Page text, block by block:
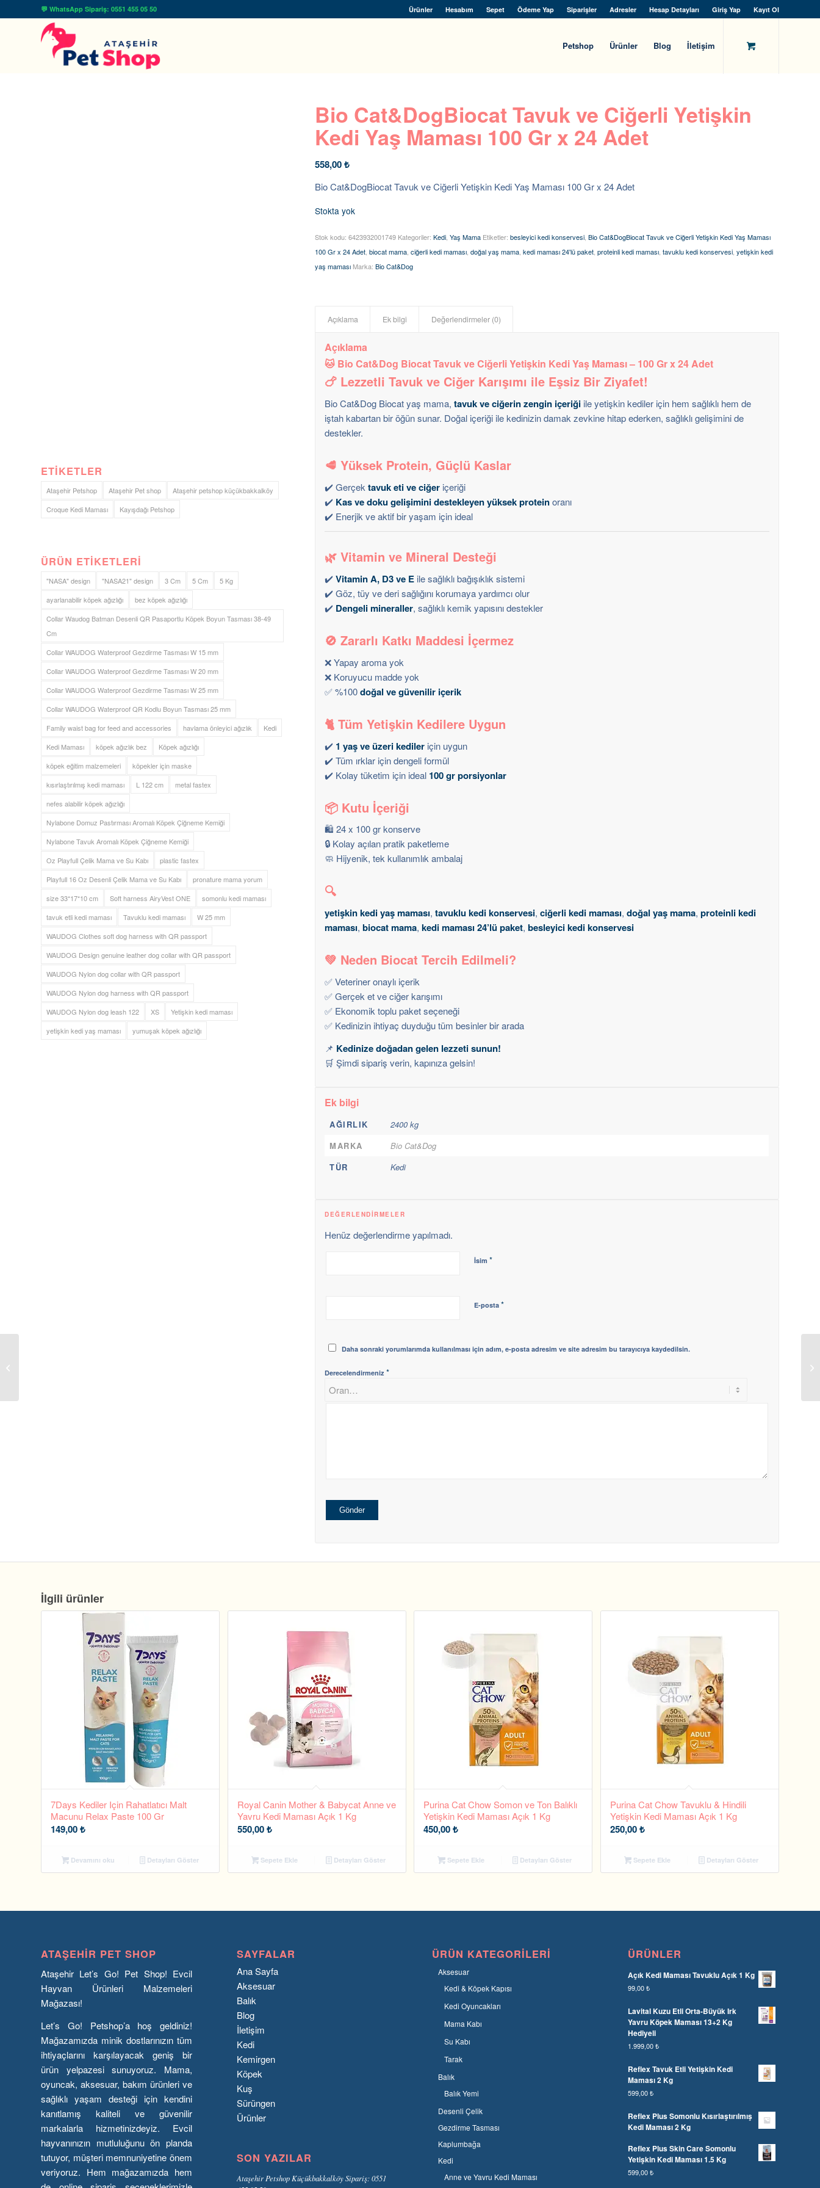
Ürünler Hesabım Sepet Ödeme Yap Siparişler Adresler Hesap Detayları Giriş Yap Kayıt Ol
💬 WhatsApp Sipariş: 0551 455 05 50
Petshop Ürünler Blog İletişim
ETIKETLER
Ataşehir Petshop Ataşehir Pet shop
Ataşehir petshop küçükbakkalköy
Croque Kedi Maması
Kayışdağı Petshop
ÜRÜN ETIKETLERI
"NASA" design "NASA21" design 3 Cm 5 Cm
5 Kg
ayarlanabilir köpek ağızlığı
bez köpek ağızlığı
Collar Waudog Batman Desenli QR Pasaportlu Köpek Boyun Tasması 38-49
Cm
Collar WAUDOG Waterproof Gezdirme Tasması W 15 mm
Collar WAUDOG Waterproof Gezdirme Tasması W 20 mm
Collar WAUDOG Waterproof Gezdirme Tasması W 25 mm
Collar WAUDOG Waterproof QR Kodlu Boyun Tasması 25 mm
Family waist bag for feed and accessories
havlama önleyici ağızlık
Kedi
Kedi Maması
köpek ağızlık bez
Köpek ağızlığı
köpek eğitim malzemeleri
köpekler için maske
kısırlaştırılmış kedi maması
L 122 cm
metal fastex
nefes alabilir köpek ağızlığı
Nylabone Domuz Pastırması Aromalı Köpek Çiğneme Kemiği
Nylabone Tavuk Aromalı Köpek Çiğneme Kemiği
Oz Playfull Çelik Mama ve Su Kabı
plastic fastex
Playfull 16 Oz Desenli Çelik Mama ve Su Kabı
pronature mama yorum
size 33*17*10 cm
Soft harness AiryVest ONE
somonlu kedi maması
tavuk etli kedi maması
Tavuklu kedi maması
W 25 mm
WAUDOG Clothes soft dog harness with QR passport
WAUDOG Design genuine leather dog collar with QR passport
WAUDOG Nylon dog collar with QR passport
WAUDOG Nylon dog harness with QR passport
WAUDOG Nylon dog leash 122
XS
Yetişkin kedi maması
yetişkin kedi yaş maması
yumuşak köpek ağızlığı
Bio Cat&DogBiocat Tavuk ve Ciğerli Yetişkin
Kedi Yaş Maması 100 Gr x 24 Adet
558,00₺
Bio Cat&DogBiocat Tavuk ve Ciğerli Yetişkin Kedi Yaş Maması 100 Gr x 24 Adet
Stokta yok
Stok kodu:6423932001749 Kategoriler:Kedi,Yaş Mama Etiketler:besleyici kedi konservesi,Bio Cat&DogBiocat Tavuk ve Ciğerli Yetişkin Kedi Yaş Maması
100 Gr x 24 Adet,biocat mama,ciğerli kedi maması,doğal yaş mama,kedi maması 24'lü paket,proteinli kedi maması,tavuklu kedi konservesi,yetişkin kedi
yaş maması Marka:Bio Cat&Dog
Açıklama Ek bilgi Değerlendirmeler (0)
Açıklama
🐱 Bio Cat&Dog Biocat Tavuk ve Ciğerli Yetişkin Kedi Yaş Maması – 100 Gr x 24 Adet
🍗 Lezzetli Tavuk ve Ciğer Karışımı ile Eşsiz Bir Ziyafet!
Bio Cat&Dog Biocat yaş mama,tavuk ve ciğerin zengin içeriği ile yetişkin kediler için hem sağlıklı hem de
iştah kabartan bir öğün sunar. Doğal içeriği ile kedinizin damak zevkine hitap ederken, sağlıklı gelişimini de
destekler.
🥩Yüksek Protein, Güçlü Kaslar
✔️ Gerçektavuk eti ve ciğer içeriği
✔️ Kas ve doku gelişimini destekleyen yüksek proteinoranı
✔️ Enerjik ve aktif bir yaşam için ideal
🌿Vitamin ve Mineral Desteği
✔️Vitamin A, D3 ve E ile sağlıklı bağışıklık sistemi
✔️ Göz, tüy ve deri sağlığını korumaya yardımcı olur
✔️ Dengeli mineraller, sağlıklı kemik yapısını destekler
🚫Zararlı Katkı Maddesi İçermez
❌ Yapay aroma yok
❌ Koruyucu madde yok
✅ %100doğal ve güvenilir içerik
🐈Tüm Yetişkin Kedilere Uygun
✔️ 1 yaş ve üzeri kediler için uygun
✔️ Tüm ırklar için dengeli formül
✔️ Kolay tüketim için ideal 100 gr porsiyonlar
📦 Kutu İçeriği
🛍️ 24 x 100 gr konserve
🔒 Kolay açılan pratik paketleme
🧼 Hijyenik, tek kullanımlık ambalaj
🔍
yetişkin kedi yaş maması,tavuklu kedi konservesi,ciğerli kedi maması,doğal yaş mama,proteinli kedi
maması,biocat mama,kedi maması 24’lü paket,besleyici kedi konservesi
💚 Neden Biocat Tercih Edilmeli?
✅ Veteriner onaylı içerik
✅ Gerçek et ve ciğer karışımı
✅ Ekonomik toplu paket seçeneği
✅ Kedinizin ihtiyaç duyduğu tüm besinler bir arada
📌 Kedinize doğadan gelen lezzeti sunun!
🛒 Şimdi sipariş verin, kapınıza gelsin!
Ek bilgi
AĞIRLIK
2400 kg
MARKA
Bio Cat&Dog
TÜR
Kedi
DEĞERLENDIRMELER
Henüz değerlendirme yapılmadı.
İsim*
E-posta*
Daha sonraki yorumlarımda kullanılması için adım, e-posta adresim ve site adresim bu tarayıcıya kaydedilsin.
Derecelendirmeniz*
İlgili ürünler
7Days Kediler Için Rahatlatıcı Malt
Macunu Relax Paste 100 Gr
149,00₺
Devamını oku Detayları Göster
Royal Canin Mother & Babycat Anne ve
Yavru Kedi Maması Açık 1 Kg
550,00₺
Sepete Ekle Detayları Göster
Purina Cat Chow Somon ve Ton Balıklı
Yetişkin Kedi Maması Açık 1 Kg
450,00₺
Sepete Ekle Detayları Göster
Purina Cat Chow Tavuklu & Hindili
Yetişkin Kedi Maması Açık 1 Kg
250,00₺
Sepete Ekle Detayları Göster
ATAŞEHIR PET SHOP
Ataşehir Let’s Go! Pet Shop! Evcil
Hayvan Ürünleri Malzemeleri
Mağazası!
Let’s Go! Petshop’a hoş geldiniz!
Mağazamızda minik dostlarınızın tüm
ihtiyaçlarını karşılayacak geniş bir
ürün yelpazesi sunuyoruz. Mama,
oyuncak, aksesuar, bakım ürünleri ve
sağlıklı yaşam desteği için kendini
kanıtlamış kaliteli ve güvenilir
markalarla hizmetinizdeyiz. Evcil
hayvanınızın mutluluğunu ön planda
tutuyor, müşteri memnuniyetine önem
veriyoruz. Hem mağazamızda hem
SAYFALAR
Ana Sayfa
Aksesuar
Balık
Blog
İletişim
Kedi
Kemirgen
Köpek
Kuş
Sürüngen
Ürünler
SON YAZILAR
Ataşehir Petshop Küçükbakkalköy Sipariş: 0551
ÜRÜN KATEGORILERI
Aksesuar
Kedi & Köpek Kapısı
Kedi Oyuncakları
Mama Kabı
Su Kabı
Tarak
Balık
Balık Yemi
Desenli Çelik
Gezdirme Tasması
Kaplumbağa
Kedi
Anne ve Yavru Kedi Maması
ÜRÜNLER
Açık Kedi Maması Tavuklu Açık 1 Kg
99,00₺
Lavital Kuzu Etli Orta-Büyük Irk
Yavru Köpek Maması 13+2 Kg
Hediyeli
1.999,00₺
Reflex Tavuk Etli Yetişkin Kedi
Maması 2 Kg
599,00₺
Reflex Plus Somonlu Kısırlaştırılmış
Kedi Maması 2 Kg
Reflex Plus Skin Care Somonlu
Yetişkin Kedi Maması 1.5 Kg
599,00₺